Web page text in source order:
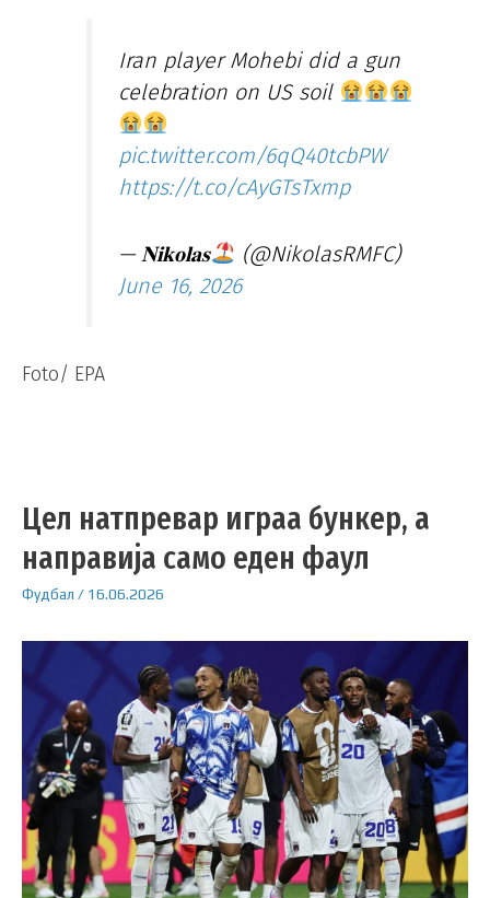
Iran player Mohebi did a gun
celebration on US soil
pic.twitter.com/6qQ40tcbPW
https://t.co/cAyGTsTxmp
— 𝐍𝐢𝐤𝐨𝐥𝐚𝐬
(@NikolasRMFC)
June 16, 2026
Foto/ EPA
Цел натпревар играа бункер, а
направија само еден фаул
Фудбал / 16.06.2026